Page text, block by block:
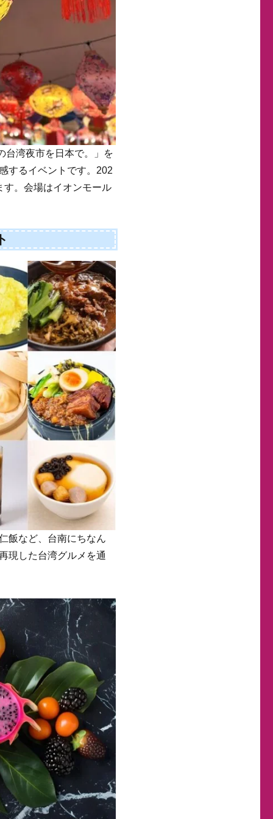
台湾夜市を日本で。」を
するイベントです。202
す。会場はイオンモール
飯など、台南にちなん
現した台湾グルメを通